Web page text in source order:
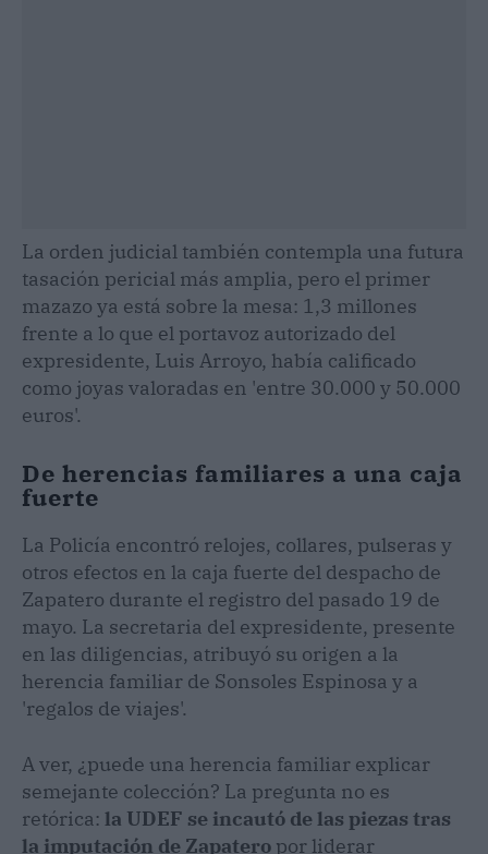
La orden judicial también contempla una futura
tasación pericial más amplia, pero el primer
mazazo ya está sobre la mesa: 1,3 millones
frente a lo que el portavoz autorizado del
expresidente, Luis Arroyo, había calificado
como joyas valoradas en 'entre 30.000 y 50.000
euros'.
De herencias familiares a una caja
fuerte
La Policía encontró relojes, collares, pulseras y
otros efectos en la caja fuerte del despacho de
Zapatero durante el registro del pasado 19 de
mayo. La secretaria del expresidente, presente
en las diligencias, atribuyó su origen a la
herencia familiar de Sonsoles Espinosa y a
'regalos de viajes'.
A ver, ¿puede una herencia familiar explicar
semejante colección? La pregunta no es
retórica: la UDEF se incautó de las piezas tras
la imputación de Zapatero por liderar